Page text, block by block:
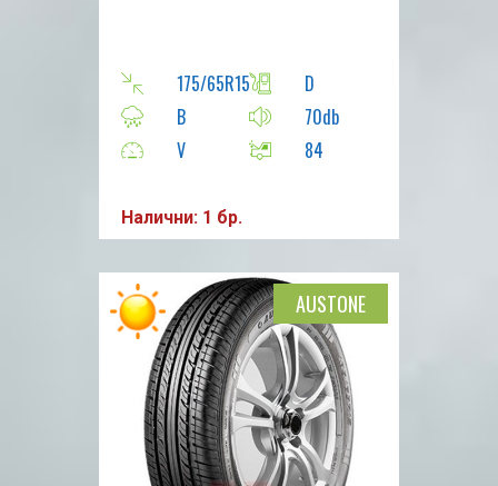
175/65R15
D
B
70db
V
84
Налични: 1 бр.
AUSTONE